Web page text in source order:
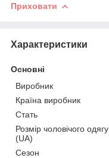
Приховати
Характеристики
Основні
Виробник
Країна виробник
Стать
Розмір чоловічого одягу
(UA)
Сезон